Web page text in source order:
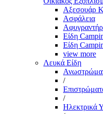
Αξεσουάρ
Ασφάλεια
Είδη
Είδη
view more
Λευκά Είδη
/
/
Ηλεκτρικά